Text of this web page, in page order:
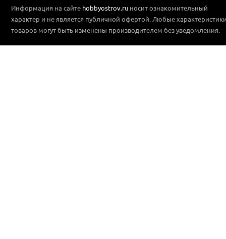
Информация на сайте hobbyostrov.ru носит ознакомительный
характер и не является публичной офертой. Любые
товаров могут быть изменены производителем без уведомления.